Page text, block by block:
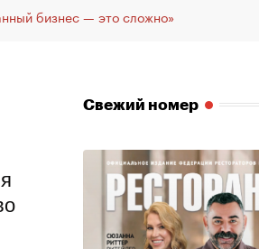
бизнес — это сложно»
Свежий номер